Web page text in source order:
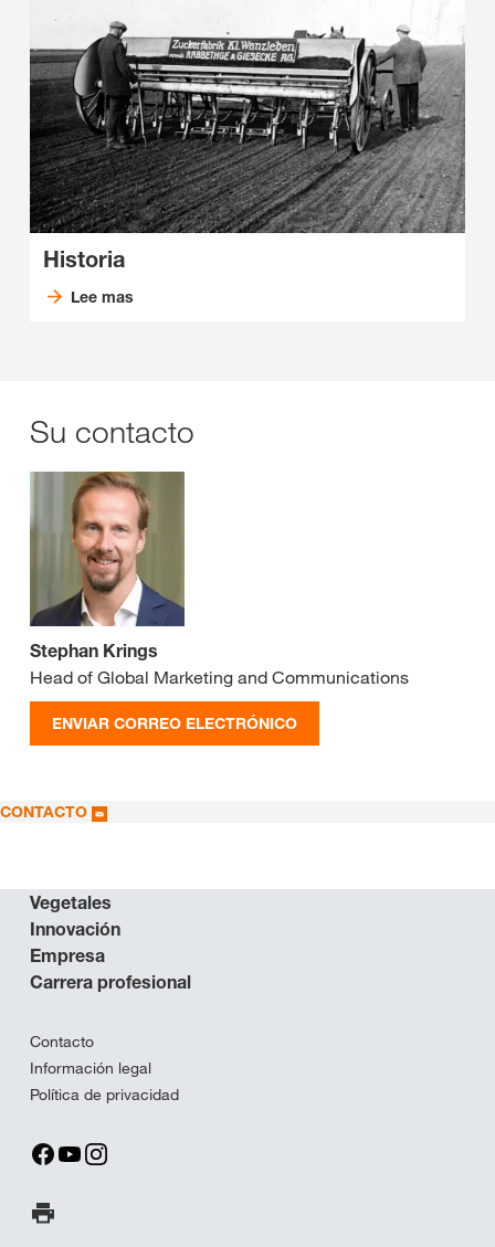
Historia
Lee mas
Su contacto
Stephan Krings
Head of Global Marketing and Communications
ENVIAR CORREO ELECTRÓNICO
CONTACTO
Vegetales
Innovación
Empresa
Carrera profesional
Contacto
Información legal
Política de privacidad
Imprimir página